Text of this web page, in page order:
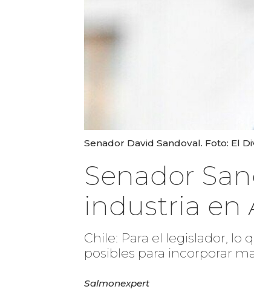
Senador David Sandoval. Foto: El
Senador
industria en
Chile: Para el legislador, lo
posibles para incorporar
Salmonexpert